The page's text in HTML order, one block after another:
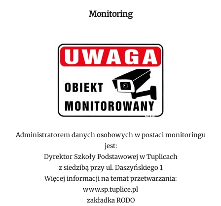
Monitoring
Administratorem danych osobowych w postaci monitoringu
jest:
Dyrektor Szkoły Podstawowej w Tuplicach
z siedzibą przy ul. Daszyńskiego 1
Więcej informacji na temat przetwarzania:
www.sp.tuplice.pl
zakładka RODO